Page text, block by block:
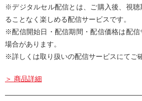
※デジタルセル配信とは、ご購入後、視聴
ることなく楽しめる配信サービスです。
※配信開始日・配信期間・配信価格は配信
場合があります。
※詳しくは取り扱いの配信サービスにてご
＞ 商品詳細